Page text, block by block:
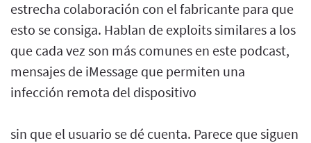
estrecha colaboración con el fabricante para que
esto se consiga. Hablan de exploits similares a los
que cada vez son más comunes en este podcast,
mensajes de iMessage que permiten una
infección remota del dispositivo
sin que el usuario se dé cuenta. Parece que siguen